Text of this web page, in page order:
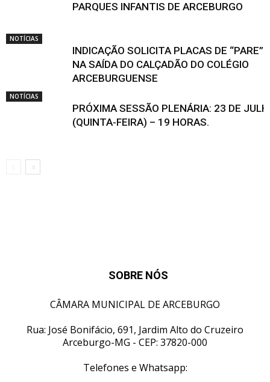
PARQUES INFANTIS DE ARCEBURGO
NOTÍCIAS
INDICAÇÃO SOLICITA PLACAS DE “PARE”
NA SAÍDA DO CALÇADÃO DO COLÉGIO
ARCEBURGUENSE
NOTÍCIAS
PRÓXIMA SESSÃO PLENÁRIA: 23 DE
(QUINTA-FEIRA) – 19 HORAS.
SOBRE NÓS
CÂMARA MUNICIPAL DE ARCEBURGO
Rua: José Bonifácio, 691, Jardim Alto do Cruzeiro
Arceburgo-MG - CEP: 37820-000
Telefones e Whatsapp: